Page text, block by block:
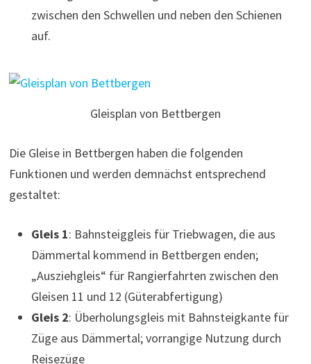
zwischen den Schwellen und neben den Schienen
auf.
Gleisplan von Bettbergen
Die Gleise in Bettbergen haben die folgenden
Funktionen und werden demnächst entsprechend
gestaltet:
Gleis 1: Bahnsteiggleis für Triebwagen, die aus
Dämmertal kommend in Bettbergen enden;
„Ausziehgleis“ für Rangierfahrten zwischen den
Gleisen 11 und 12 (Güterabfertigung)
Gleis 2: Überholungsgleis mit Bahnsteigkante für
Züge aus Dämmertal; vorrangige Nutzung durch
Reisezüge